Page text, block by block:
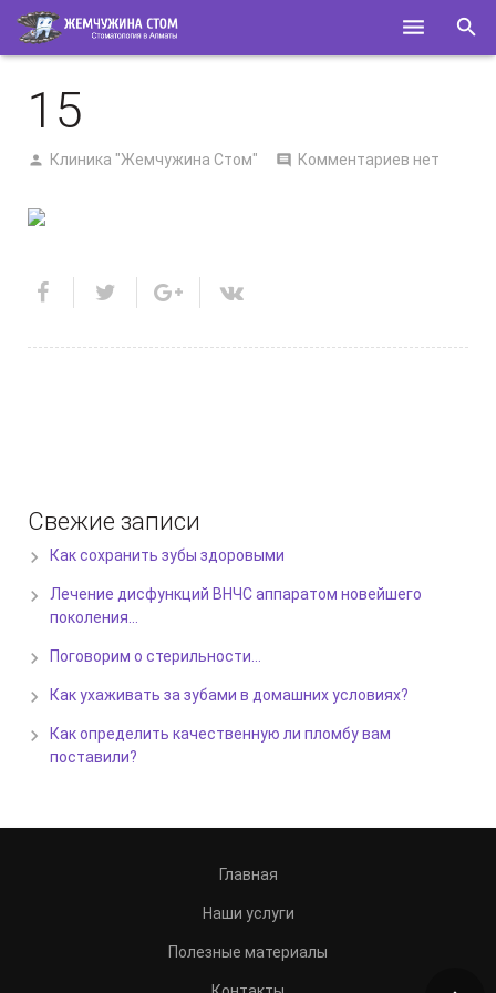
О НАС
КОНТАКТЫ
15
Клиника "Жемчужина Стом" Комментариев нет
Свежие записи
Как сохранить зубы здоровыми
Лечение дисфункций ВНЧС аппаратом новейшего
поколения…
Поговорим о стерильности…
Как ухаживать за зубами в домашних условиях?
Как определить качественную ли пломбу вам
поставили?
Главная
Наши услуги
Полезные материалы